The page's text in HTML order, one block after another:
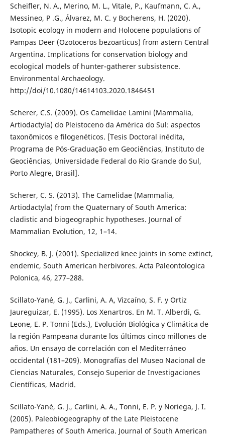
Scheifler, N. A., Merino, M. L., Vitale, P., Kaufmann, C. A.,
Messineo, P .G., Álvarez, M. C. y Bocherens, H. (2020).
Isotopic ecology in modern and Holocene populations of
Pampas Deer (Ozotoceros bezoarticus) from astern Central
Argentina. Implications for conservation biology and
ecological models of hunter-gatherer subsistence.
Environmental Archaeology.
http://doi/10.1080/14614103.2020.1846451
Scherer, C.S. (2009). Os Camelidae Lamini (Mammalia,
Artiodactyla) do Pleistoceno da América do Sul: aspectos
taxonômicos e filogenéticos. [Tesis Doctoral inédita,
Programa de Pós-Graduação em Geociências, Instituto de
Geociências, Universidade Federal do Rio Grande do Sul,
Porto Alegre, Brasil].
Scherer, C. S. (2013). The Camelidae (Mammalia,
Artiodactyla) from the Quaternary of South America:
cladistic and biogeographic hypotheses. Journal of
Mammalian Evolution, 12, 1–14.
Shockey, B. J. (2001). Specialized knee joints in some extinct,
endemic, South American herbivores. Acta Paleontologica
Polonica, 46, 277–288.
Scillato-Yané, G. J., Carlini, A. A, Vizcaíno, S. F. y Ortiz
Jaureguizar, E. (1995). Los Xenartros. En M. T. Alberdi, G.
Leone, E. P. Tonni (Eds.), Evolución Biológica y Climática de
la región Pampeana durante los últimos cinco millones de
años. Un ensayo de correlación con el Mediterráneo
occidental (181–209). Monografías del Museo Nacional de
Ciencias Naturales, Consejo Superior de Investigaciones
Científicas, Madrid.
Scillato-Yané, G. J., Carlini, A. A., Tonni, E. P. y Noriega, J. I.
(2005). Paleobiogeography of the Late Pleistocene
Pampatheres of South America. Journal of South American